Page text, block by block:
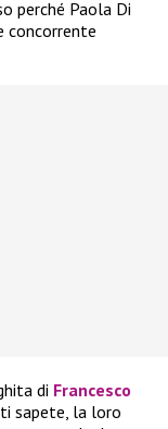
perché Paola Di
concorrente
di Francesco
sapete, la loro